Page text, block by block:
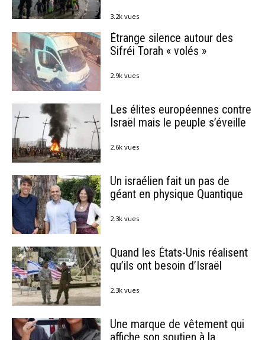
3.2k vues
Étrange silence autour des
Sifréi Torah « volés »
2.9k vues
Les élites européennes contre
Israël mais le peuple s’éveille
2.6k vues
Un israélien fait un pas de
géant en physique Quantique
2.3k vues
Quand les États-Unis réalisent
qu’ils ont besoin d’Israël
2.3k vues
Une marque de vêtement qui
affiche son soutien à la